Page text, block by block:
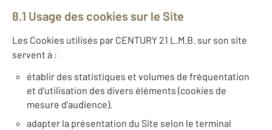
8.1 Usage des cookies sur le Site
Les Cookies utilisés par CENTURY 21 L.M.B. sur son site
servent à :
établir des statistiques et volumes de fréquentation
et d'utilisation des divers éléments (cookies de
mesure d’audience).
adapter la présentation du Site selon le terminal